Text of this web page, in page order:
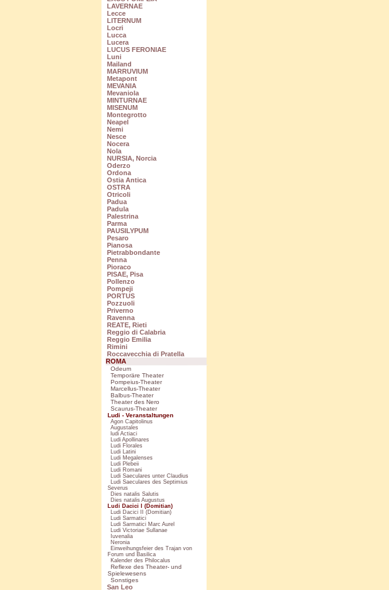
LAVERNAE
Lecce
LITERNUM
Locri
Lucca
Lucera
LUCUS FERONIAE
Luni
Mailand
MARRUVIUM
Metapont
MEVANIA
Mevaniola
MINTURNAE
MISENUM
Montegrotto
Neapel
Nemi
Nesce
Nocera
Nola
NURSIA, Norcia
Oderzo
Ordona
Ostia Antica
OSTRA
Otricoli
Padua
Padula
Palestrina
Parma
PAUSILYPUM
Pesaro
Pianosa
Pietrabbondante
Penna
Pioraco
PISAE, Pisa
Pollenzo
Pompeji
PORTUS
Pozzuoli
Priverno
Ravenna
REATE, Rieti
Reggio di Calabria
Reggio Emilia
Rimini
Roccavecchia di Pratella
ROMA
Odeum
Temporäre Theater
Pompeius-Theater
Marcellus-Theater
Balbus-Theater
Theater des Nero
Scaurus-Theater
Ludi - Veranstaltungen
Agon Capitolinus
Augustales
ludi Actiaci
Ludi Apollinares
Ludi Florales
Ludi Latini
Ludi Megalenses
Ludi Plebeii
Ludi Romani
Ludi Saeculares unter Claudius
Ludi Saeculares des Septimius
Severus
Dies natalis Salutis
Dies natalis Augustus
Ludi Dacici I (Domitian)
Ludi Dacici II (Domitian)
Ludi Sarmatici
Ludi Sarmatici Marc Aurel
Ludi Victoriae Sullanae
Iuvenalia
Neronia
Einweihungsfeier des Trajan von
Forum und Basilica
Kalender des Philocalus
Reflexe des Theater- und
Spielewesens
Sonstiges
San Leo